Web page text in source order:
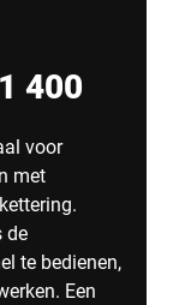
400
voor
met
de
te bedienen,
Een